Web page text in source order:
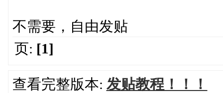
不需要，自由发贴
页: [1]
查看完整版本: 发贴教程！！！